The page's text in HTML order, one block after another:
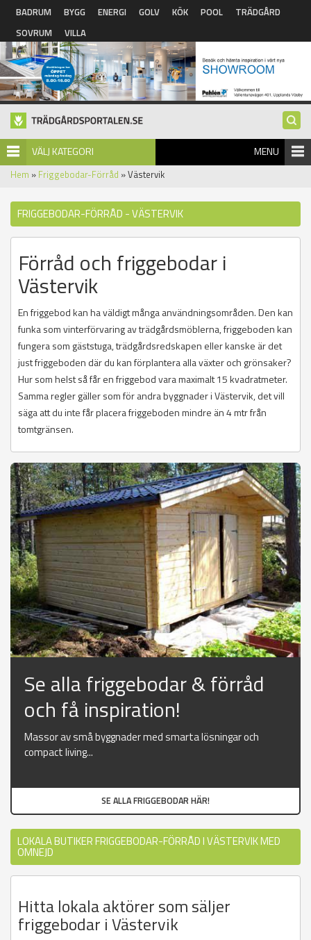
Hoppa till huvudinnehåll
BADRUM BYGG ENERGI GOLV KÖK POOL
TRÄDGÅRD
SOVRUM
VILLA
VÄLJ KATEGORI MENU
Hem » Friggebodar-Förråd » Västervik
FRIGGEBODAR-FÖRRÅD - VÄSTERVIK
Förråd och friggebodar i
Västervik
En friggebod kan ha väldigt många användningsområden. Den kan
funka som vinterförvaring av trädgårdsmöblerna, friggeboden kan
fungera som gäststuga, trädgårdsredskapen eller kanske är det
just friggeboden där du kan förplantera alla växter och grönsaker?
Hur som helst så får en friggebod vara maximalt 15 kvadratmeter.
Samma regler gäller som för andra byggnader i Västervik, det vill
säga att du inte får placera friggeboden mindre än 4 mtr från
tomtgränsen.
Se alla friggebodar & förråd
och få inspiration!
Massor av små byggnader med smarta lösningar och
compact living...
SE ALLA FRIGGEBODAR HÄR!
LOKALA BUTIKER FRIGGEBODAR-FÖRRÅD I VÄSTERVIK MED
OMNEJD
Hitta lokala aktörer som säljer
friggebodar i Västervik